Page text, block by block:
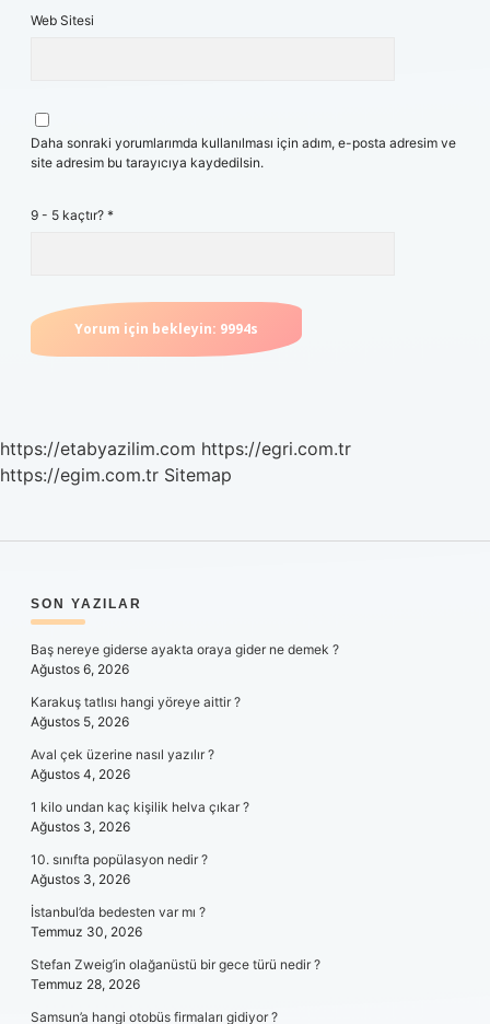
Web Sitesi
Daha sonraki yorumlarımda kullanılması için adım, e-posta adresim ve
site adresim bu tarayıcıya kaydedilsin.
9 - 5 kaçtır? *
https://etabyazilim.com https://egri.com.tr
https://egim.com.tr Sitemap
SIDEBAR
SON YAZILAR
Baş nereye giderse ayakta oraya gider ne demek ?
Ağustos 6, 2026
Karakuş tatlısı hangi yöreye aittir ?
Ağustos 5, 2026
Aval çek üzerine nasıl yazılır ?
Ağustos 4, 2026
1 kilo undan kaç kişilik helva çıkar ?
Ağustos 3, 2026
10. sınıfta popülasyon nedir ?
Ağustos 3, 2026
İstanbul’da bedesten var mı ?
Temmuz 30, 2026
Stefan Zweig’in olağanüstü bir gece türü nedir ?
Temmuz 28, 2026
Samsun’a hangi otobüs firmaları gidiyor ?